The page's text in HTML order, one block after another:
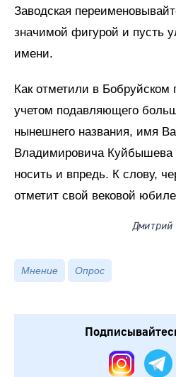
Заводская
значимой фигурой и пусть
имени.
Как отметили в Бобруйском
учетом подавляющего
нынешнего названия, имя
Владимировича Куйбышева
носить и впредь. К слову,
отметит свой вековой
Мнение Опрос